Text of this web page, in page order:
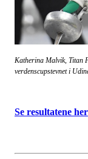
Katherina Malvik, Titan
verdenscupstevnet i
Se resultatene her